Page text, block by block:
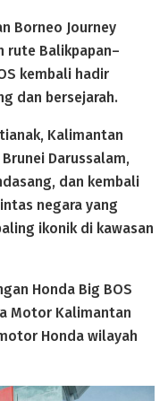
Borneo Journey
rute Balikpapan–
kembali hadir
dan bersejarah.
Kalimantan
Darussalam,
dan kembali
negara yang
ikonik di kawasan
Honda Big BOS
Motor Kalimantan
Honda wilayah